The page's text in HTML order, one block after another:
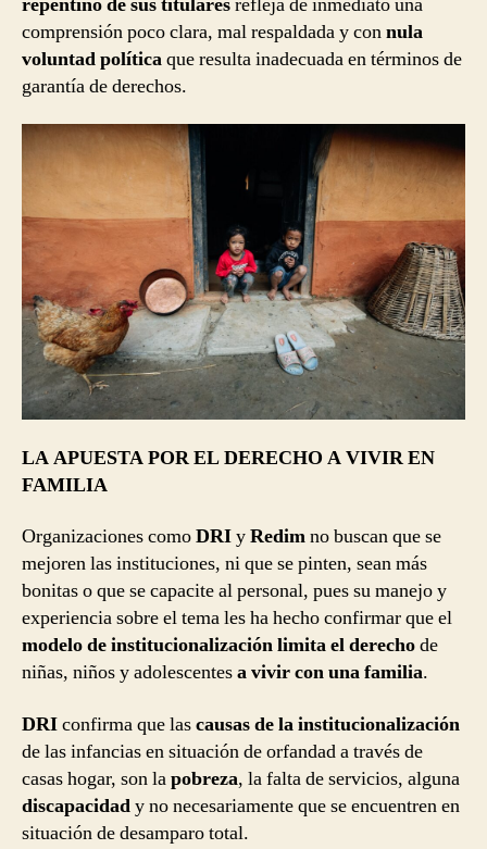
comprensión poco clara, mal respaldada y connula
voluntad políticaque resulta inadecuada en términos de
garantía de derechos.
LA APUESTA POR EL DERECHO A VIVIR EN
FAMILIA
Organizaciones comoDRIyRedimno buscan que se
mejoren las instituciones, ni que se pinten, sean más
bonitas o que se capacite al personal, pues su manejo y
experiencia sobre el tema les ha hecho confirmar que el
modelo de institucionalización limita el derechode
niñas, niños y adolescentesa vivir con una familia.
DRIconfirma que lascausas de la institucionalización
de las infancias en situación de orfandad a través de
casas hogar, son lapobreza, la falta de servicios, alguna
discapacidady no necesariamente que se encuentren en
situación de desamparo total.